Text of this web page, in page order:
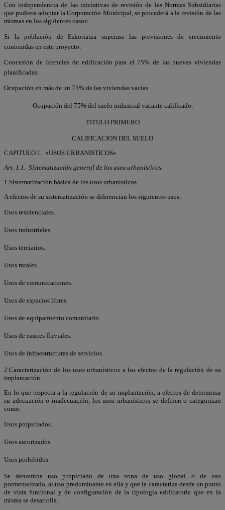
Con independencia de las iniciativas de revisión de las Normas Subsidiarias
que pudiera adoptar la Corporación Municipal, se procederá a la revisión de las
mismas en los siguientes casos:
Si la población de Eskoriatza superase las previsiones de crecimiento
contenidas en este proyecto.
Concesión de licencias de edificación para el 75% de las nuevas viviendas
planificadas.
Ocupación en más de un 75% de las viviendas vacías.
Ocupación del 75% del suelo industrial vacante calificado.
TITULO PRIMERO
CALIFICACION DEL SUELO
CAPITULO 1. «USOS URBANISTICOS»
Art. 1.1. Sistematización general de los usos urbanísticos.
1.Sistematización básica de los usos urbanísticos.
A efectos de su sistematización se diferencian los siguientes usos:
Usos residenciales.
Usos industriales.
Usos terciarios.
Usos rurales.
Usos de comunicaciones.
Usos de espacios libres.
Usos de equipamiento comunitario.
Usos de cauces fluviales.
Usos de infraestructuras de servicios.
2.Caracterización de los usos urbanísticos a los efectos de la regulación de su
implantación.
En lo que respecta a la regulación de su implantación, a efectos de determinar
su adecuación o inadecuación, los usos urbanísticos se definen o categorizan
como:
Usos propiciados.
Usos autorizados.
Usos prohibidos.
Se denomina uso propiciado de una zona de uso global o de uso
pormenorizado, al uso predominante en ella y que la caracteriza desde un punto
de vista funcional y de configuración de la tipología edificatoria que en la
misma se desarrolla.